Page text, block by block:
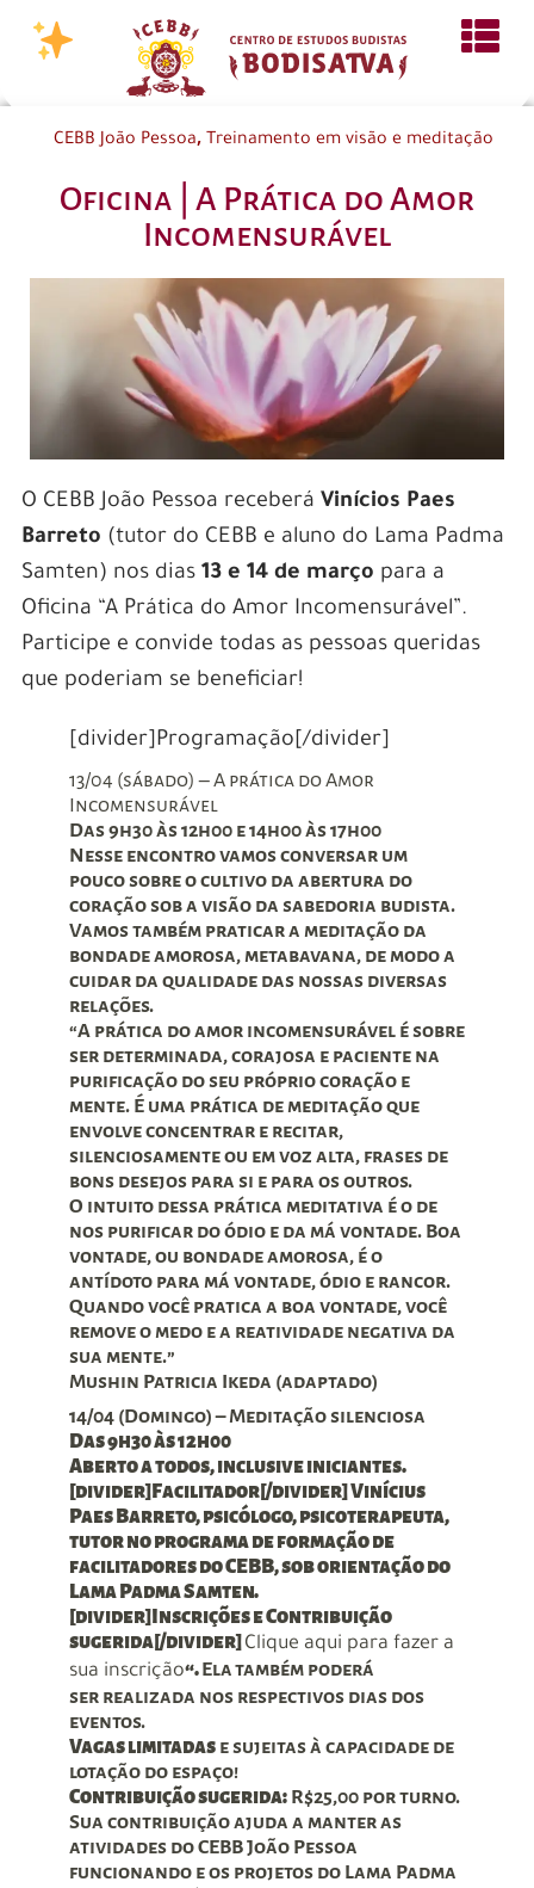
CEBB João Pessoa, Treinamento em visão e meditação
Oficina | A Prática do Amor
Incomensurável
O CEBB João Pessoa receberá Vinícios Paes
Barreto (tutor do CEBB e aluno do Lama Padma
Samten) nos dias 13 e 14 de março para a
Oficina “A Prática do Amor Incomensurável”.
Participe e convide todas as pessoas queridas
que poderiam se beneficiar!
[divider]Programação[/divider]
13/04 (sábado) – A prática do Amor
Incomensurável
Das 9h30 às 12h00 e 14h00 às 17h00
Nesse encontro vamos conversar um
pouco sobre o cultivo da abertura do
coração sob a visão da sabedoria budista.
Vamos também praticar a meditação da
bondade amorosa, metabavana, de modo a
cuidar da qualidade das nossas diversas
relações.
“A prática do amor incomensurável é sobre
ser determinada, corajosa e paciente na
purificação do seu próprio coração e
mente. É uma prática de meditação que
envolve concentrar e recitar,
silenciosamente ou em voz alta, frases de
bons desejos para si e para os outros.
O intuito dessa prática meditativa é o de
nos purificar do ódio e da má vontade. Boa
vontade, ou bondade amorosa, é o
antídoto para má vontade, ódio e rancor.
Quando você pratica a boa vontade, você
remove o medo e a reatividade negativa da
sua mente.”
Mushin Patricia Ikeda (adaptado)
14/04 (Domingo) – Meditação silenciosa
Das 9h30 às 12h00
Aberto a todos, inclusive iniciantes.
[divider]Facilitador[/divider] Vinícius
Paes Barreto, psicólogo, psicoterapeuta,
tutor no programa de formação de
facilitadores do CEBB, sob orientação do
Lama Padma Samten.
[divider]Inscrições e Contribuição
sugerida[/divider]Clique aqui para fazer a
sua inscrição“.Elatambém poderá
ser realizada nos respectivos dias dos
eventos.
Vagas limitadase sujeitas à capacidade de
lotação do espaço!
Contribuição sugerida:R$25,00 por turno.
Sua contribuição ajuda a manter as
atividades do CEBB João Pessoa
funcionando e os projetos do Lama Padma